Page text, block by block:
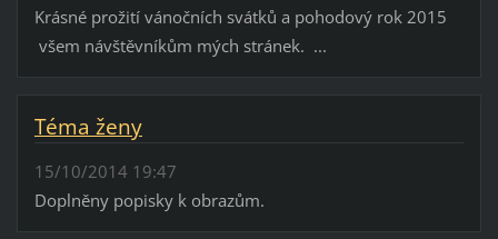
Krásné prožití vánočních svátků a pohodový rok 2015
všem návštěvníkům mých stránek. ...
Téma ženy
15/10/2014 19:47
Doplněny popisky k obrazům.